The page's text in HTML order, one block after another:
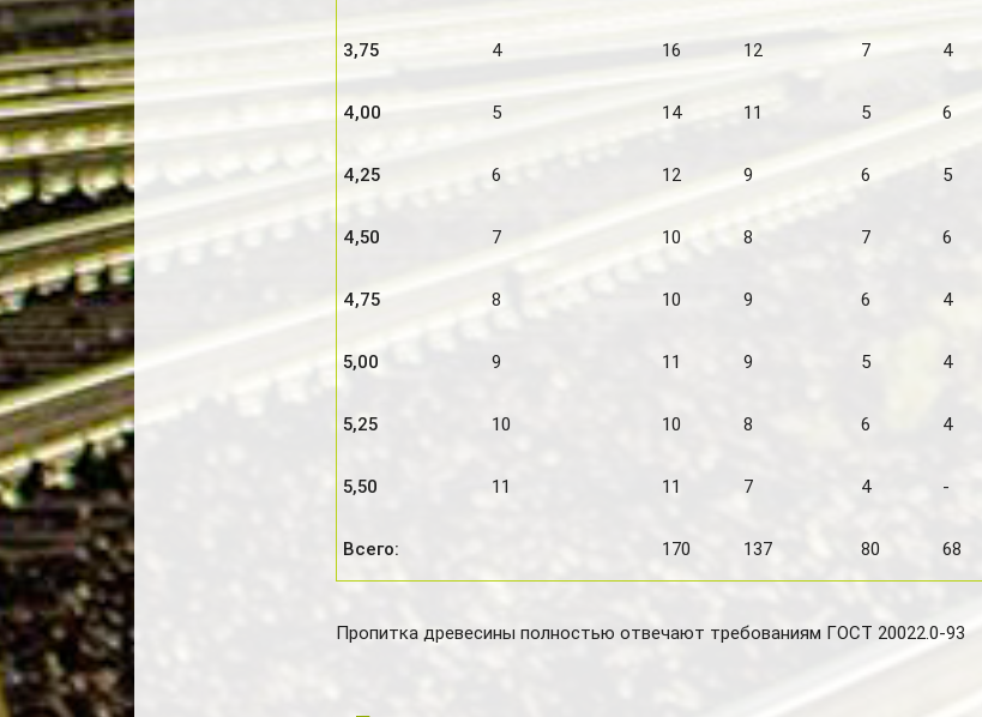
3,75 4 16 12 7 4
4,00 5 14 11 5 6
4,25 6 12 9 6 5
4,50 7 10 8 7 6
4,75 8 10 9 6 4
5,00 9 11 9 5 4
5,25 10 10 8 6 4
5,50 11 11 7 4 -
Всего: 170 137 80 68
Пропитка древесины полностью отвечают требованиям ГОСТ 20022.0-93